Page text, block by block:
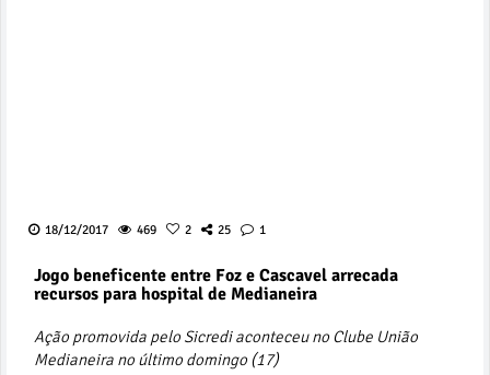
18/12/2017 469 2 25 1
Jogo beneficente entre Foz e Cascavel arrecada
recursos para hospital de Medianeira
Ação promovida pelo Sicredi aconteceu no Clube União
Medianeira no último domingo (17)